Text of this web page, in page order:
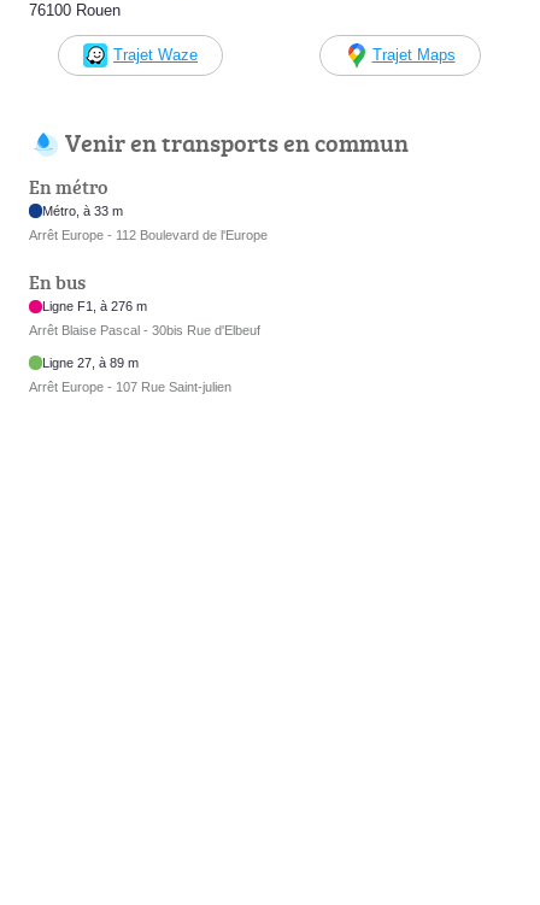
76100 Rouen
Trajet Waze Trajet Maps
Venir en transports en commun
En métro
Métro, à 33 m
Arrêt Europe - 112 Boulevard de l'Europe
En bus
Ligne F1, à 276 m
Arrêt Blaise Pascal - 30bis Rue d'Elbeuf
Ligne 27, à 89 m
Arrêt Europe - 107 Rue Saint-julien